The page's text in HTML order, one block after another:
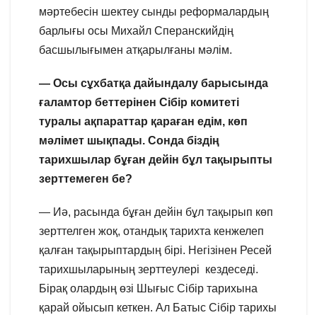
мәртебесін шектеу сынды реформалардың
барлығы осы Михайл Сперанскийдің
басшылығымен атқарылғаны мәлім.
— Осы сұхбатқа дайындалу барысында
ғаламтор беттерінен Сібір комитеті
туралы ақпараттар қараған едім, көп
мәлімет шықпады. Сонда біздің
тарихшылар бұған дейін бұл тақырыпты
зерттемеген бе?
— Иә, расында бұған дейін бұл тақырып көп
зерттелген жоқ, отандық тарихта кенжелеп
қалған тақырыптардың бірі. Негізінен Ресей
тарихшыларының зерттеулері кездеседі.
Бірақ олардың өзі Шығыс Сібір тарихына
қарай ойысып кеткен. Ал Батыс Сібір тарихы